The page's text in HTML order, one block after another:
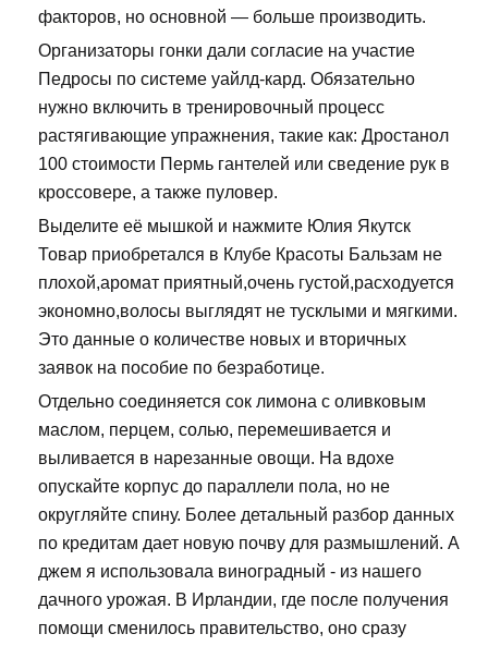
факторов, но основной — больше производить.
Организаторы гонки дали согласие на участие
Педросы по системе уайлд-кард. Обязательно
нужно включить в тренировочный процесс
растягивающие упражнения, такие как: Дростанол
100 стоимости Пермь гантелей или сведение рук в
кроссовере, а также пуловер.
Выделите её мышкой и нажмите Юлия Якутск
Товар приобретался в Клубе Красоты Бальзам не
плохой,аромат приятный,очень густой,расходуется
экономно,волосы выглядят не тусклыми и мягкими.
Это данные о количестве новых и вторичных
заявок на пособие по безработице.
Отдельно соединяется сок лимона с оливковым
маслом, перцем, солью, перемешивается и
выливается в нарезанные овощи. На вдохе
опускайте корпус до параллели пола, но не
округляйте спину. Более детальный разбор данных
по кредитам дает новую почву для размышлений. А
джем я использовала виноградный - из нашего
дачного урожая. В Ирландии, где после получения
помощи сменилось правительство, оно сразу